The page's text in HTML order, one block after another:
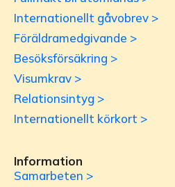
Internationellt gåvobrev >
Föräldramedgivande >
Besöksförsäkring >
Visumkrav >
Relationsintyg >
Internationellt körkort >
Information
Samarbeten >